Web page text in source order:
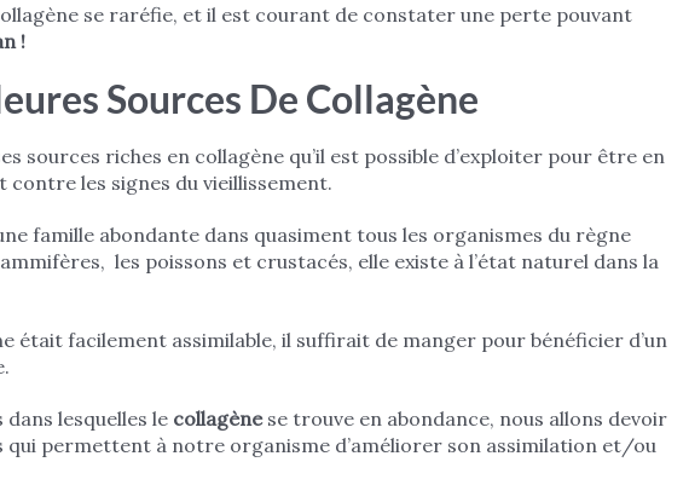
se raréfie, et il est courant de constater une perte pouvant
!
Sources De Collagène
sources riches en collagène qu’il est possible d’exploiter pour être en
les signes du vieillissement.
famille abondante dans quasiment tous les organismes du règne
les poissons et crustacés, elle existe à l’état naturel dans la
était facilement assimilable, il suffirait de manger pour bénéficier d’un
lesquelles le collagènese trouve en abondance, nous allons devoir
qui permettent à notre organisme d’améliorer son assimilation et/ou